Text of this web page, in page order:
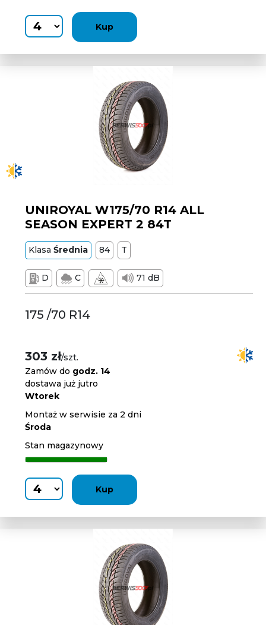
Kup
UNIROYAL W175/70 R14 ALL
SEASON EXPERT 2 84T
KlasaŚrednia 84 T
D C 71 dB
175 /70 R14
303 zł/szt.
Zamów do godz. 14
dostawa już jutro
Wtorek
Montaż w serwisie za 2 dni
Środa
Stan magazynowy
Kup